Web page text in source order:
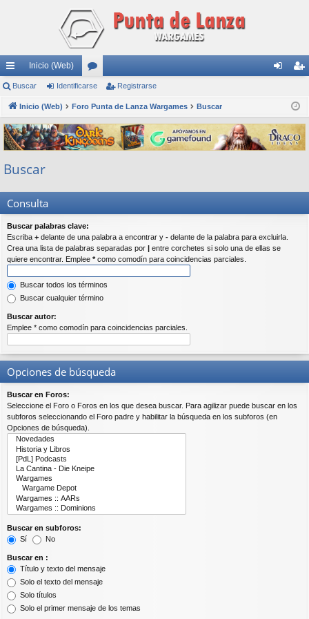
nl
ac
es
rá
pi
do
Inicio (Web)
or
os
fic
ar
ist
ra
rs
Buscar Identificarse Registrarse
Inicio (Web) Foro Punta de Lanza Wargames Buscar
Buscar
Consulta
Buscar palabras clave:
Escriba + delante de una palabra a encontrar y - delante de la palabra para excluirla.
Crea una lista de palabras separadas por
entre corchetes si solo una de ellas se
quiere encontrar. Emplee *como comodín para coincidencias parciales.
Buscar todos los términos
Buscar cualquier término
Buscar autor:
Emplee * como comodín para coincidencias parciales.
Opciones de búsqueda
Buscar en Foros:
Seleccione el Foro o Foros en los que desea buscar. Para agilizar puede buscar en los
subforos seleccionando el Foro padre y habilitar la búsqueda en los subforos (en
Opciones de búsqueda).
Buscar en subforos:
Sí
No
Buscar en :
Título y texto del mensaje
Solo el texto del mensaje
Solo títulos
Solo el primer mensaje de los temas